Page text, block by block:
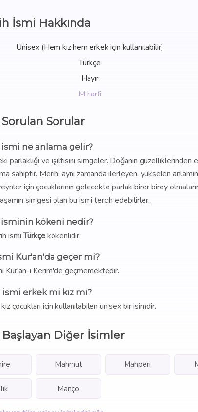
İsmi Hakkında
Unisex (Hem kız hem erkek için kullanılabilir)
Türkçe
Hayır
M harfi
Sorulan Sorular
ne anlama gelir?
ve ışıltısını simgeler. Doğanın güzelliklerinden
sahiptir. Merih, aynı zamanda ilerleyen, yükselen
için çocuklarının gelecekte parlak birer birey
simgesi olan bu ismi tercih edebilirler.
kökeni nedir?
ismiTürkçekökenlidir.
Kur'an'da geçer mi?
Kur'an-ı Kerim'de geçmemektedir.
erkek mi kız mı?
çocukları için kullanılabilen unisex bir isimdir.
Başlayan Diğer İsimler
Mahmut Mahperi
Manço